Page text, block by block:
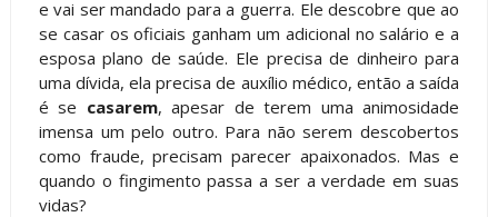
e vai ser mandado para a guerra. Ele descobre que ao
se casar os oficiais ganham um adicional no salário e a
esposa plano de saúde. Ele precisa de dinheiro para
uma dívida, ela precisa de auxílio médico, então a saída
é se casarem, apesar de terem uma animosidade
imensa um pelo outro. Para não serem descobertos
como fraude, precisam parecer apaixonados. Mas e
quando o fingimento passa a ser a verdade em suas
vidas?